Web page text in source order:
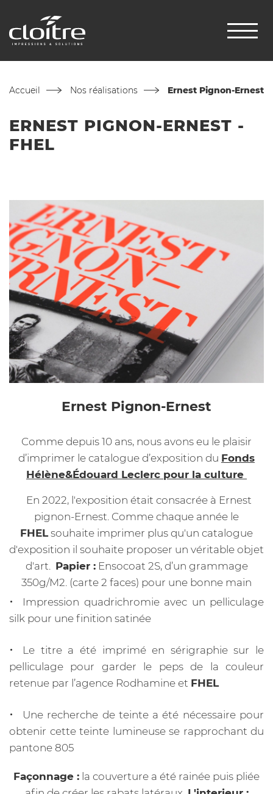
Accueil Nos réalisations Ernest Pignon-Ernest
ERNEST PIGNON-ERNEST -
FHEL
Ernest Pignon-Ernest
Comme depuis 10 ans, nous avons eu le plaisir
d’imprimer le catalogue d’exposition du Fonds
Hélène&Édouard Leclerc pour la culture
En 2022, l'exposition était consacrée à Ernest
pignon-Ernest. Comme chaque année le
FHELsouhaite imprimer plus qu'un catalogue
d'exposition il souhaite proposer un véritable objet
d'art. Papier :Ensocoat 2S, d’un grammage
350g/M2. (carte 2 faces) pour une bonne main
Impression quadrichromie avec un pelliculage
silk pour une finition satinée
Le titre a été imprimé en sérigraphie sur le
pelliculage pour garder le peps de la couleur
retenue par l’agence Rodhamine et FHEL
Une recherche de teinte a été nécessaire pour
obtenir cette teinte lumineuse se rapprochant du
pantone 805
Façonnage : la couverture a été rainée puis pliée